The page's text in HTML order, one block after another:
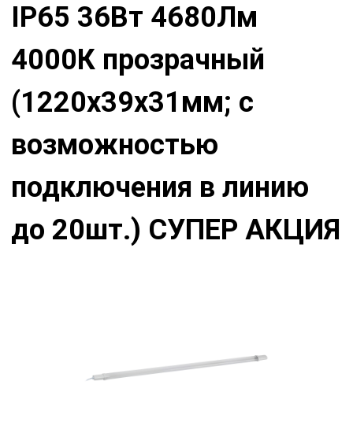
IP65 36Вт 4680Лм
4000К прозрачный
(1220x39x31мм; с
возможностью
подключения в линию
до 20шт.) СУПЕР АКЦИЯ